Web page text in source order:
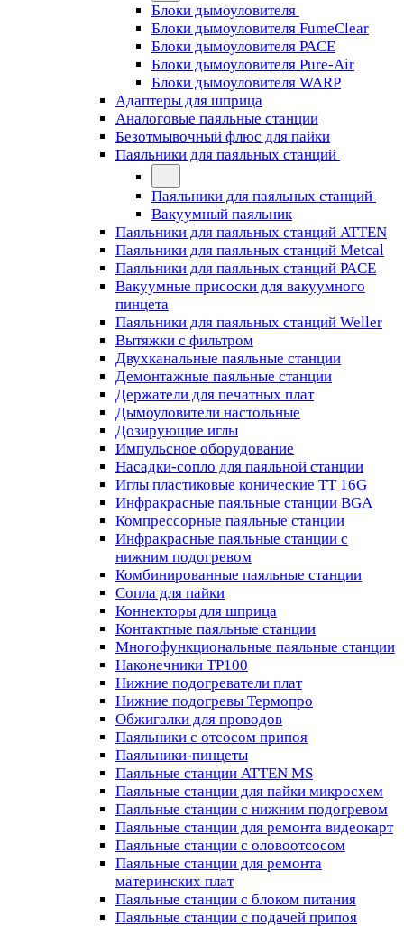
Блоки дымоуловителя
Блоки дымоуловителя FumeClear
Блоки дымоуловителя PACE
Блоки дымоуловителя Pure-Air
Блоки дымоуловителя WARP
Адаптеры для шприца
Аналоговые паяльные станции
Безотмывочный флюс для пайки
Паяльники для паяльных станций
Паяльники для паяльных станций
Вакуумный паяльник
Паяльники для паяльных станций ATTEN
Паяльники для паяльных станций Metcal
Паяльники для паяльных станций PACE
Вакуумные присоски для вакуумного
пинцета
Паяльники для паяльных станций Weller
Вытяжки с фильтром
Двухканальные паяльные станции
Демонтажные паяльные станции
Держатели для печатных плат
Дымоуловители настольные
Дозирующие иглы
Импульсное оборудование
Насадки-сопло для паяльной станции
Иглы пластиковые конические TT 16G
Инфракрасные паяльные станции BGA
Компрессорные паяльные станции
Инфракрасные паяльные станции с
нижним подогревом
Комбинированные паяльные станции
Сопла для пайки
Коннекторы для шприца
Контактные паяльные станции
Многофункциональные паяльные станции
Наконечники TP100
Нижние подогреватели плат
Нижние подогревы Термопро
Обжигалки для проводов
Паяльники с отсосом припоя
Паяльники-пинцеты
Паяльные станции ATTEN MS
Паяльные станции для пайки микросхем
Паяльные станции с нижним подогревом
Паяльные станции для ремонта видеокарт
Паяльные станции с оловоотсосом
Паяльные станции для ремонта
материнских плат
Паяльные станции с блоком питания
Паяльные станции с подачей припоя